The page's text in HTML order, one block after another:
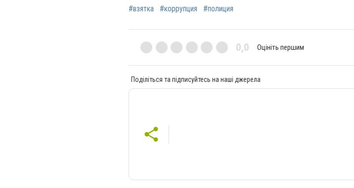
#взятка
#коррупция #полиция
0,0 Оцініть першим
Поділіться та підписуйтесь на наші джерела